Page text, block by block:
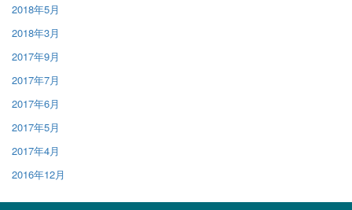
2018年5月
2018年3月
2017年9月
2017年7月
2017年6月
2017年5月
2017年4月
2016年12月